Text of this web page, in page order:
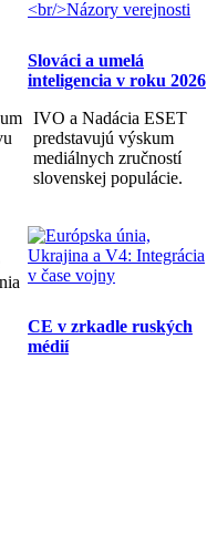
Slováci a umelá
inteligencia v roku 2026
IVO a Nadácia ESET
predstavujú výskum
mediálnych zručností
slovenskej populácie.
CE v zrkadle ruských
médií